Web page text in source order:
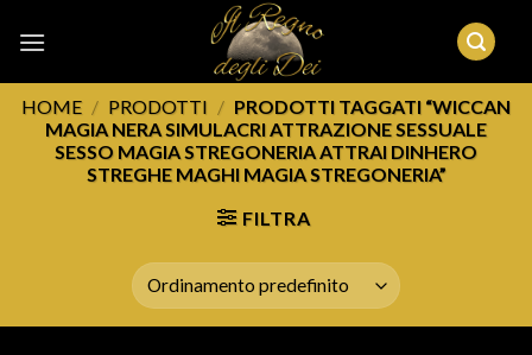
HOME / PRODOTTI / PRODOTTI TAGGATI “WICCAN
MAGIA NERA SIMULACRI ATTRAZIONE SESSUALE
SESSO MAGIA STREGONERIA ATTRAI DINHERO
STREGHE MAGHI MAGIA STREGONERIA”
FILTRA